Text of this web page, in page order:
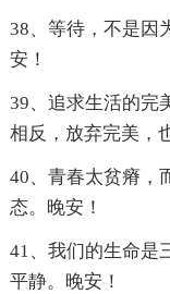
38、等待，不是因
安！
39、追求生活的完
相反，放弃完美，
40、青春太贫瘠，
态。晚安！
41、我们的生命是
平静。晚安！